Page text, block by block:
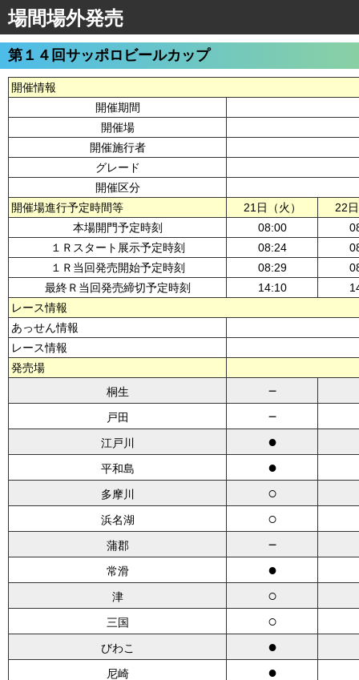
場間場外発売
第１４回サッポロビールカップ
開催情報
開催期間
開催場
開催施行者
グレード
開催区分
開催場進行予定時間等
21日（火）
22
本場開門予定時刻
08:00
１Ｒスタート展示予定時刻
08:24
１Ｒ当回発売開始予定時刻
08:29
最終Ｒ当回発売締切予定時刻
14:10
レース情報
あっせん情報
レース情報
発売場
桐生
－
戸田 －
江戸川 ●
平和島 ●
多摩川 ○
浜名湖 ○
蒲郡 －
常滑 ●
津 ○
三国 ○
びわこ ●
尼崎 ●